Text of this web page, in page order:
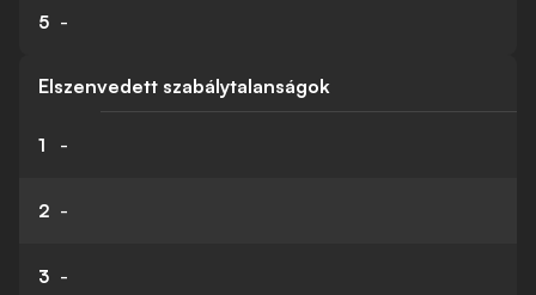
5 -
Elszenvedett szabálytalanságok
1 -
2 -
3 -